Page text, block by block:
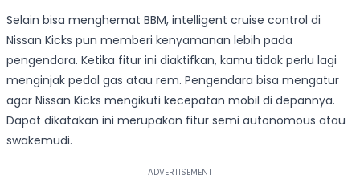
Selain bisa menghemat BBM, intelligent cruise control di
Nissan Kicks pun memberi kenyamanan lebih pada
pengendara. Ketika fitur ini diaktifkan, kamu tidak perlu lagi
menginjak pedal gas atau rem. Pengendara bisa mengatur
agar Nissan Kicks mengikuti kecepatan mobil di depannya.
Dapat dikatakan ini merupakan fitur semi autonomous atau
swakemudi.